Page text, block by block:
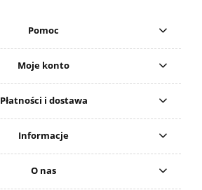
Pomoc
Moje konto
Płatności i dostawa
Informacje
O nas